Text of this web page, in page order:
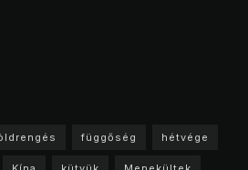
függőség hétvége